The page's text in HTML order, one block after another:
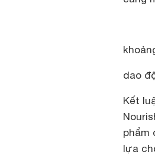
dao
Kết
phẩm
lựa